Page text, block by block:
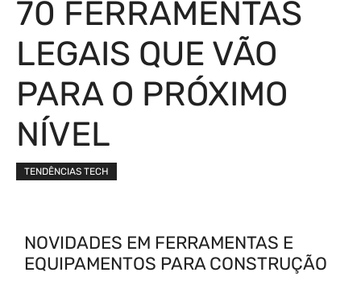
70 FERRAMENTAS
LEGAIS QUE VÃO
PARA O PRÓXIMO
NÍVEL
TENDÊNCIAS TECH
NOVIDADES EM FERRAMENTAS E
EQUIPAMENTOS PARA CONSTRUÇÃO